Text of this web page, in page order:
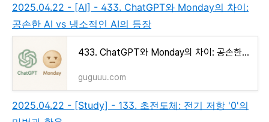
2025.04.22 - [AI] - 433. ChatGPT와 Monday의 차이:
공손한 AI vs 냉소적인 AI의 등장
433. ChatGPT와 Monday의 차이: 공손한 AI vs 냉소적인 AI의 등장
guguuu.com
2025.04.22 - [Study] - 133. 초전도체: 전기 저항 '0'의